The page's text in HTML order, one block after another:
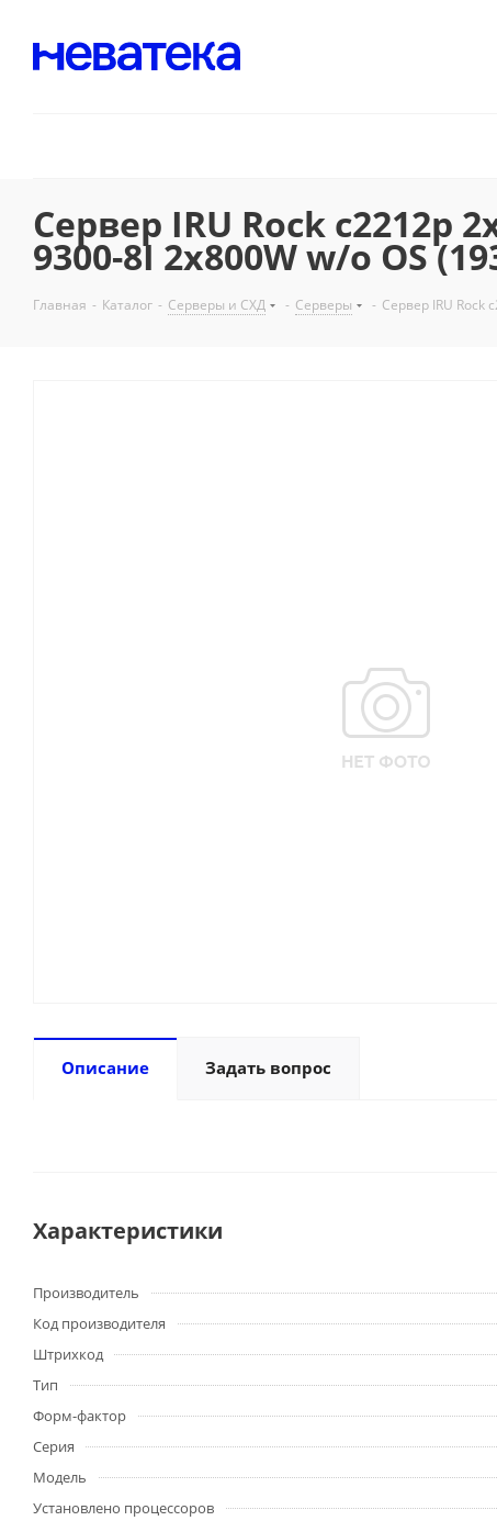
Сервер IRU Rock c2212p
9300-8I 2x800W w/o OS
Главная - Каталог - Серверы и СХД - Серверы - Сервер IRU Rock
Описание Задать вопрос
Характеристики
Производитель
Код производителя
Штрихкод
Тип
Форм-фактор
Серия
Модель
Установлено процессоров